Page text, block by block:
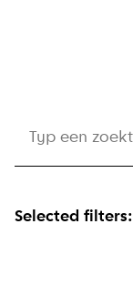
Selected filters: